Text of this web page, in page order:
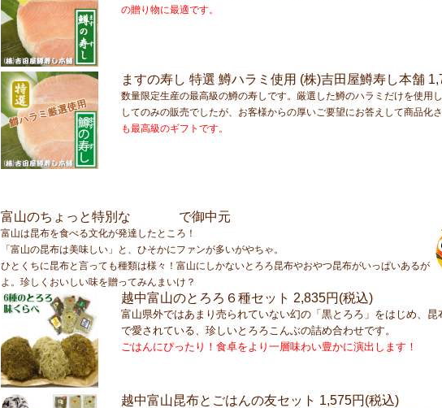
の贈り物に最適です。
ますの寿し 特選 鱒ハラミ使用 (株)吉田屋鱒寿し本舗
数量限定生産の最高級の鱒の寿しです。厳選した鱒のハラミだけを使用
してのみの販売でしたが、お客様からの厚いご要望にお答えして商品化さ
も最高級のギフトです。
富山のちょっと特別な で御中元
富山は昆布を食べる文化が発達したところ！
「富山の昆布は美味しい」と、ひそかにファンが多いがやちゃ。
ひとくちに昆布と言っても種類は様々！富山にしかないとろろ昆布やおやつ昆布がいっぱいあるが
よ。珍しくおいしい味を贈ってみんまいけ？
越中富山のとろろ６種セット 2,835円(税込)
富山県外ではあまり売られていない幻の「黒とろろ」をはじめ、
で愛されている、珍しいとろろこんぶの詰め合わせです。
ごはんにぴったり！食卓をより一層味わい豊かに演出します！
越中富山昆布とごはんの友セット 1,575円(税込)